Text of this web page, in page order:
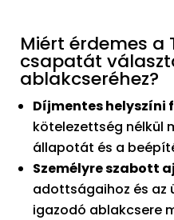
Miért érdemes a
csapatát
ablakcseréhez?
Díjmentes helyszíni
kötelezettség nélkül
állapotát és a
Személyre szabott
adottságaihoz és az
igazodó ablakcsere